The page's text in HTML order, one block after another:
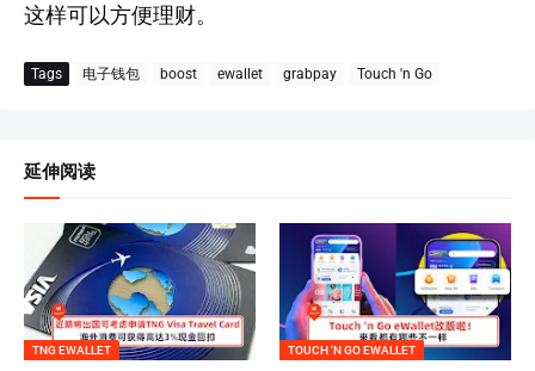
这样可以方便理财。
Tags 电子钱包 boost ewallet grabpay Touch 'n Go
延伸阅读
TNG EWALLET TOUCH 'N GO EWALLET